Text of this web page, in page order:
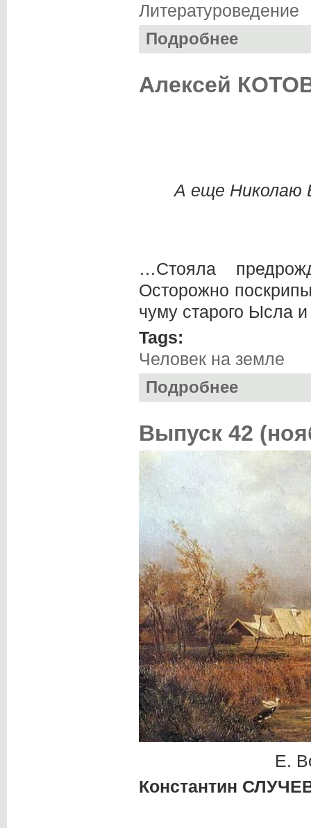
Литературоведение
Подробнее
Алексей
А еще Николаю
…Стояла
Осторожно
чуму старого Ысла
Tags:
Человек на земле
Подробнее
Выпуск 42
Е.
Константин